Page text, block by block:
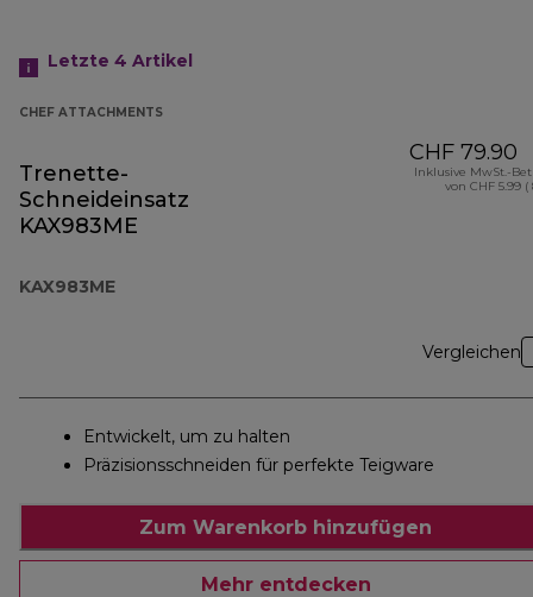
Letzte 4 Artikel
CHEF ATTACHMENTS
Trenette-
Schneideinsatz
KAX983ME
KAX983ME
CHF 79.90
Inklusive MwSt.-
von CHF 5.99 (
Vergleichen
Entwickelt, um zu halten
Präzisionsschneiden für perfekte Teigware
Zum Warenkorb hinzufügen
Mehr entdecken